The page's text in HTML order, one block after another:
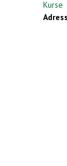
Kurse